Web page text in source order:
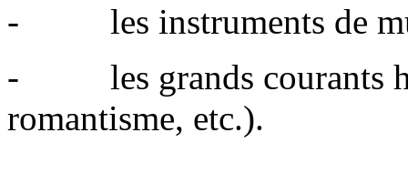
- les instruments de
- les grands courants
romantisme, etc.).